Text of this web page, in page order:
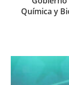
Química y